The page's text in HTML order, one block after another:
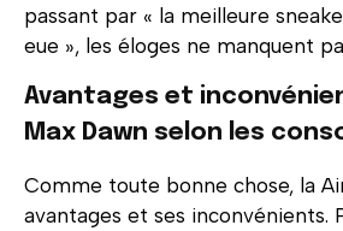
passant par « la meilleure
eue », les éloges ne manquent
Avantages et
Max Dawn selon les
Comme toute bonne chose, la
avantages et ses inconvénients.